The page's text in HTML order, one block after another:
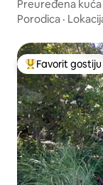
Preuređena
do okeana
Porodica ·
Glavni favorit
Favorit gostiju